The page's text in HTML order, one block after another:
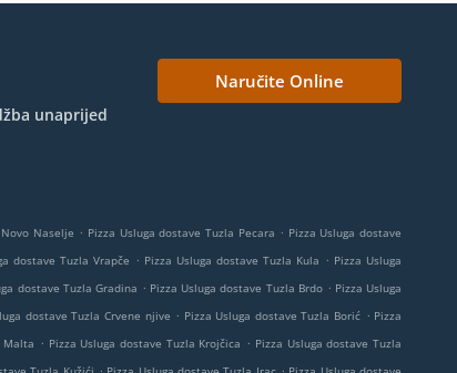
unaprijed
Naručite Online
Naselje . Pizza Usluga dostave Tuzla Pecara . Pizza Usluga dostave
dostave Tuzla Vrapče . Pizza Usluga dostave Tuzla Kula . Pizza Usluga
dostave Tuzla Gradina . Pizza Usluga dostave Tuzla Brdo . Pizza Usluga
dostave Tuzla Crvene njive . Pizza Usluga dostave Tuzla Borić . Pizza
Malta . Pizza Usluga dostave Tuzla Krojčica . Pizza Usluga dostave Tuzla
. .